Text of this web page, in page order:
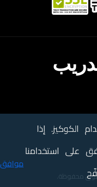
الكوكيز. إذا
على استخدامنا
موافق